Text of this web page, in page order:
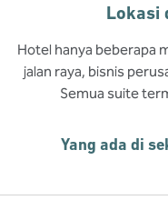
Lokasi
Hotel hanya beberapa
jalan raya, bisnis
Semua suite
Yang ada di